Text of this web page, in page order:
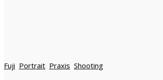
Fuji Portrait Praxis Shooting